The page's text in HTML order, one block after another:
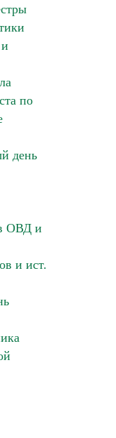
по
день
ОВД и
и ист.